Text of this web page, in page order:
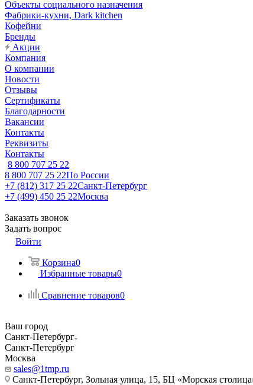
Объекты социального назначения
Фабрики-кухни, Dark kitchen
Кофейни
Бренды
Акции
Компания
О компании
Новости
Отзывы
Сертификаты
Благодарности
Вакансии
Контакты
Реквизиты
Контакты
8 800 707 25 22
8 800 707 25 22По России
+7 (812) 317 25 22Санкт-Петербург
+7 (499) 450 25 22Москва
Заказать звонок
Задать вопрос
Войти
Корзина0
Избранные товары0
Сравнение товаров0
Ваш город
Санкт-Петербург
Санкт-Петербург
Москва
sales@1tmp.ru
Санкт-Петербург, Зольная улица, 15, БЦ «Морская